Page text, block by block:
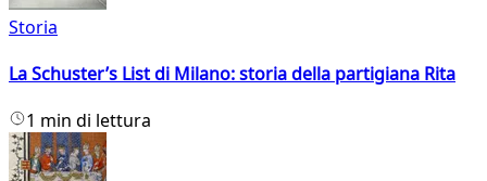
Storia
La Schuster’s List di Milano: storia della partigiana Rita
1 min di lettura